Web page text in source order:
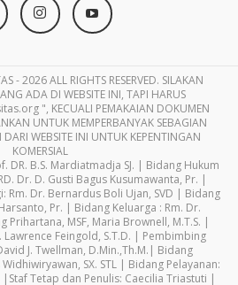
- 2026 ALL RIGHTS RESERVED. SILAKAN
ADA DI WEBSITE INI, TAPI HARUS
", KECUALI PEMAKAIAN DOKUMEN
UNTUK MEMPERBANYAK SEBAGIAN
WEBSITE INI UNTUK KEPENTINGAN
KOMERSIAL
DR. B.S. Mardiatmadja SJ. | Bidang Hukum
Dr. D. Gusti Bagus Kusumawanta, Pr. |
Rm. Dr. Bernardus Boli Ujan, SVD | Bidang
Pr. | Bidang Keluarga : Rm. Dr.
Prihartana, MSF, Maria Brownell, M.T.S. |
Feingold, S.T.D. | Pembimbing
J. Twellman, D.Min.,Th.M.| Bidang
SX. STL | Bidang Pelayanan:
|Staf Tetap dan Penulis: Caecilia Triastuti |